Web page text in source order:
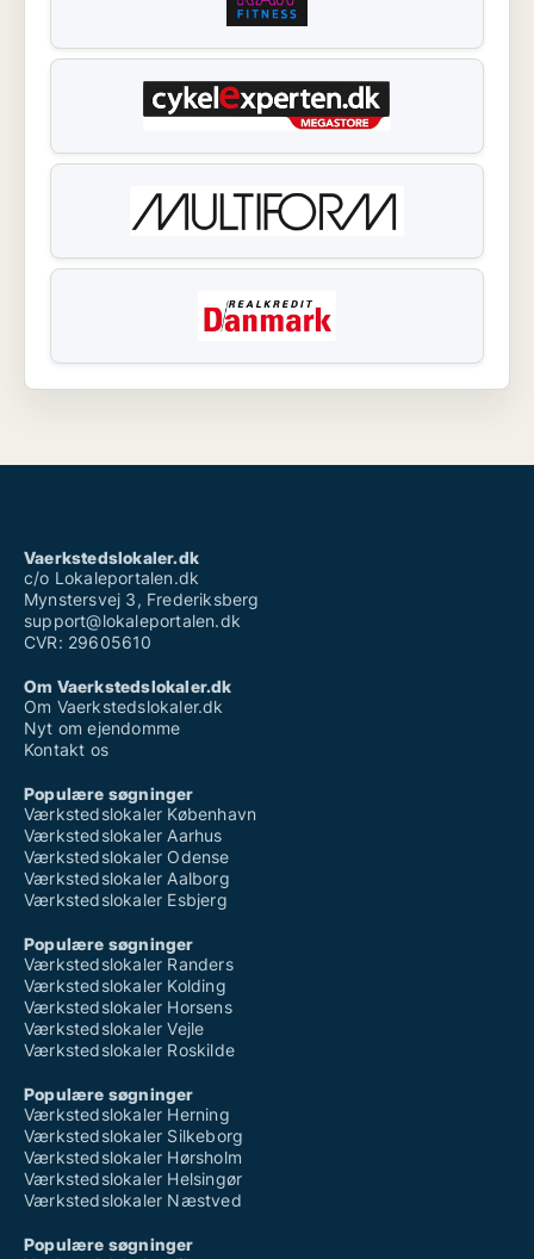
Vaerkstedslokaler.dk
c/o Lokaleportalen.dk
Mynstersvej 3, Frederiksberg
support@lokaleportalen.dk
CVR: 29605610
Om Vaerkstedslokaler.dk
Om Vaerkstedslokaler.dk
Nyt om ejendomme
Kontakt os
Populære søgninger
Værkstedslokaler København
Værkstedslokaler Aarhus
Værkstedslokaler Odense
Værkstedslokaler Aalborg
Værkstedslokaler Esbjerg
Populære søgninger
Værkstedslokaler Randers
Værkstedslokaler Kolding
Værkstedslokaler Horsens
Værkstedslokaler Vejle
Værkstedslokaler Roskilde
Populære søgninger
Værkstedslokaler Herning
Værkstedslokaler Silkeborg
Værkstedslokaler Hørsholm
Værkstedslokaler Helsingør
Værkstedslokaler Næstved
Populære søgninger